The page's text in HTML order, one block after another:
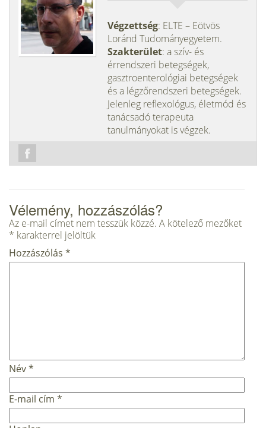
Végzettség: ELTE – Eötvös
Loránd Tudományegyetem.
Szakterület: a szív- és
érrendszeri betegségek,
gasztroenterológiai betegségek
és a légzőrendszeri betegségek.
Jelenleg reflexológus, életmód és
tanácsadó terapeuta
tanulmányokat is végzek.
Vélemény, hozzászólás?
Az e-mail címet nem tesszük közzé. A kötelező mezőket
* karakterrel jelöltük
Hozzászólás *
Név*
E-mail cím *